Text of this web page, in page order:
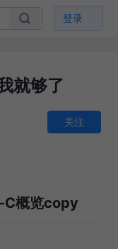
登录
就够了
关注
C概览copy